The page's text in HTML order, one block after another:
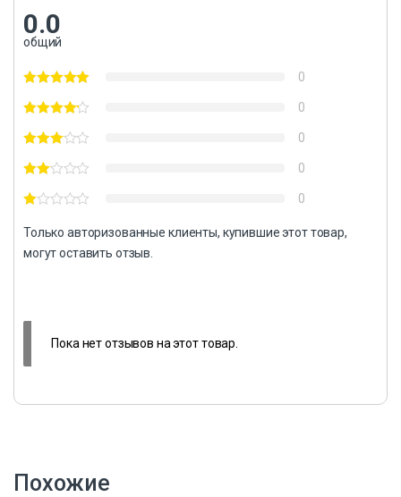
0.0
общий
0
0
0
0
0
Только авторизованные клиенты, купившие этот товар,
могут оставить отзыв.
Пока нет отзывов на этот товар.
Похожие